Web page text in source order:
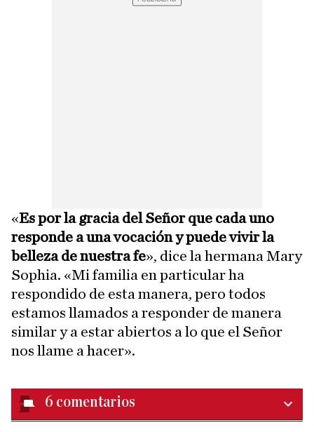
«Es por la gracia del Señor que cada uno
responde a una vocación y puede vivir la
belleza de nuestra fe», dice la hermana Mary
Sophia. «Mi familia en particular ha
respondido de esta manera, pero todos
estamos llamados a responder de manera
similar y a estar abiertos a lo que el Señor
nos llame a hacer».
6 comentarios